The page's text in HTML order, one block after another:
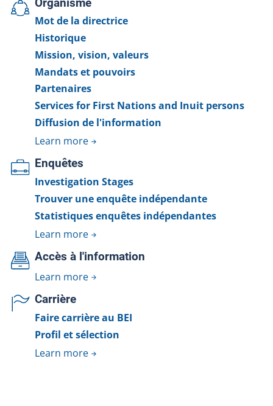
Organisme
Mot de la directrice
Historique
Mission, vision, valeurs
Mandats et pouvoirs
Partenaires
Services for First Nations and Inuit persons
Diffusion de l'information
Learn more
Enquêtes
Investigation Stages
Trouver une enquête indépendante
Statistiques enquêtes indépendantes
Learn more
Accès à l'information
Learn more
Carrière
Faire carrière au BEI
Profil et sélection
Learn more